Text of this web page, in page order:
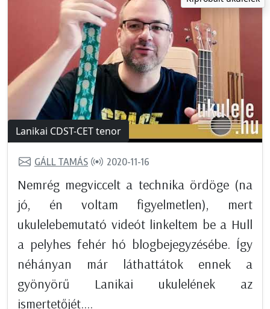
Lanikai CDST-CET tenor
GÁLL TAMÁS 2020-11-16
Nemrég megviccelt a technika ördöge (na
jó, én voltam figyelmetlen), mert
ukulelebemutató videót linkeltem be a Hull
a pelyhes fehér hó blogbejegyzésébe. Így
néhányan már láthattátok ennek a
gyönyörű Lanikai ukulelének az
ismertetőjét....